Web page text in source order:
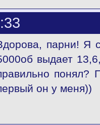
парни! Я
выдает
понял?
он у меня))